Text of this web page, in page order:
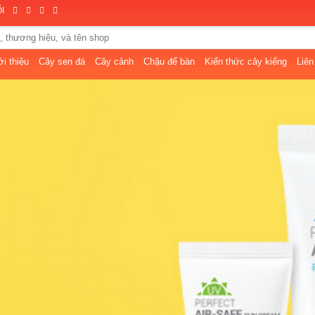
thiệu Cây sen đá Cây cảnh Chậu để bàn Kiến thức cây kiểng